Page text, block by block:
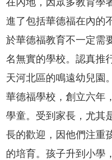
進了包括華德福在內的
於華德福教育不一定需
名無實的學校。認真推
天河北區的鳴遠幼兒園
華德福學校，創立六年
學童。受到家長，尤其
長的歡迎，因他們注重
的培育。孩子升到小學